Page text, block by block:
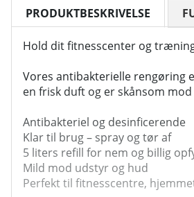
PRODUKTBESKRIVELSE
Hold dit fitnesscenter og
Vores antibakterielle rengøring
en frisk duft og er skånsom
Antibakteriel og desinficerende
Klar til brug – spray og tør af
5 liters refill for nem og billig
Mild mod udstyr og hud
Perfekt til fitnesscentre,